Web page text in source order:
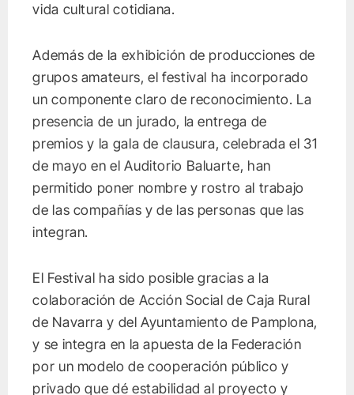
vida cultural cotidiana.
Además de la exhibición de producciones de
grupos amateurs, el festival ha incorporado
un componente claro de reconocimiento. La
presencia de un jurado, la entrega de
premios y la gala de clausura, celebrada el 31
de mayo en el Auditorio Baluarte, han
permitido poner nombre y rostro al trabajo
de las compañías y de las personas que las
integran.
El Festival ha sido posible gracias a la
colaboración de Acción Social de Caja Rural
de Navarra y del Ayuntamiento de Pamplona,
y se integra en la apuesta de la Federación
por un modelo de cooperación público y
privado que dé estabilidad al proyecto y